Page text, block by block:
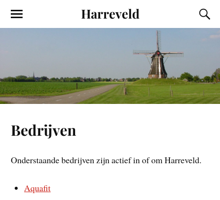
Harreveld
Bedrijven
Onderstaande bedrijven zijn actief in of om Harreveld.
Aquafit